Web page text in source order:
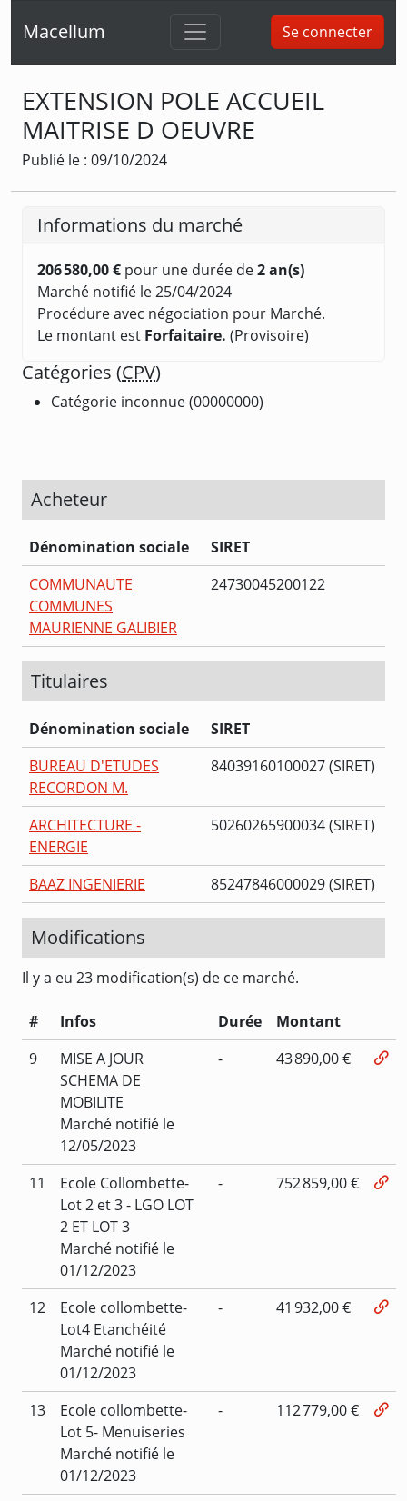
Macellum Se connecter
EXTENSION POLE ACCUEIL
MAITRISE D OEUVRE
Publié le : 09/10/2024
Informations du marché
206 580,00 € pour une durée de2 an(s)
Marché notifié le 25/04/2024
Procédure avec négociation pour Marché.
Le montant est Forfaitaire. (Provisoire)
Catégories (CPV)
Catégorie inconnue (00000000)
Acheteur
Dénomination sociale
SIRET
COMMUNAUTE
COMMUNES
MAURIENNE GALIBIER
24730045200122
Titulaires
Dénomination sociale
SIRET
BUREAU D'ETUDES
RECORDON M.
84039160100027 (SIRET)
ARCHITECTURE -
ENERGIE
50260265900034 (SIRET)
BAAZ INGENIERIE 85247846000029 (SIRET)
Modifications
Il y a eu 23 modification(s) de ce marché.
# Infos Durée
Montant
9
MISE A JOUR
SCHEMA DE
MOBILITE
Marché notifié le
12/05/2023
- 43 890,00 €
11
Ecole Collombette-
Lot 2 et 3 - LGO LOT
2 ET LOT 3
Marché notifié le
01/12/2023
- 752 859,00 €
12
Ecole collombette-
Lot4 Etanchéité
Marché notifié le
01/12/2023
- 41 932,00 €
13
Ecole collombette-
Lot 5- Menuiseries
Marché notifié le
01/12/2023
- 112 779,00 €